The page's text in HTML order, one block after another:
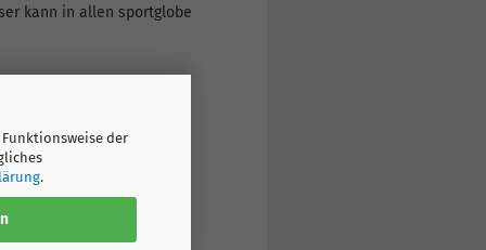
der
.
kann in allen sportglobe